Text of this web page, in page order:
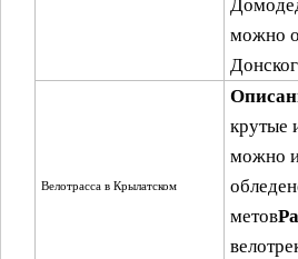
можно
Велотрасса в Крылатском
крутые
можно
метов